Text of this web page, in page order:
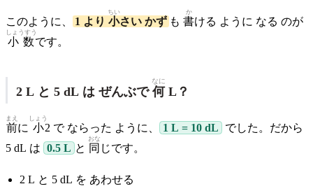
このように、 1 より 小
ちい
さい かず も 書
か
ける ように なる のが
小数
しょうすう
です。
2 L と 5 dL は ぜんぶで 何
なに
L？
前
まえ
に 小
しょう
2 で ならった ように、 1 L = 10 dL
でした。だから
5 dL は 0.5 L と 同
おな
じです。
2 L と 5 dL を あわせる